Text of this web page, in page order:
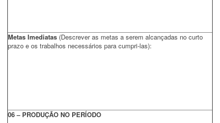
Metas Imediatas (Descrever as metas a serem alcançadas no curto
prazo e os trabalhos necessários para cumpri-las):
06 – PRODUÇÃO NO PERÍODO